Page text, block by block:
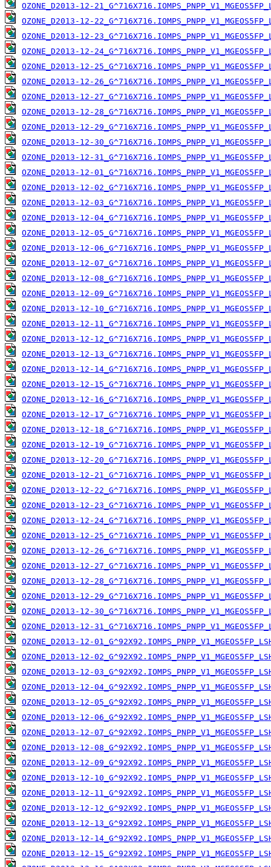
OZONE_D2013-12-
OZONE_D2013-12-
OZONE_D2013-12-
OZONE_D2013-12-
OZONE_D2013-12-
OZONE_D2013-12-
OZONE_D2013-12-
OZONE_D2013-12-
OZONE_D2013-12-
OZONE_D2013-12-
OZONE_D2013-12-
OZONE_D2013-12-
OZONE_D2013-12-
OZONE_D2013-12-
OZONE_D2013-12-
OZONE_D2013-12-
OZONE_D2013-12-
OZONE_D2013-12-
OZONE_D2013-12-
OZONE_D2013-12-
OZONE_D2013-12-
OZONE_D2013-12-
OZONE_D2013-12-
OZONE_D2013-12-
OZONE_D2013-12-
OZONE_D2013-12-
OZONE_D2013-12-
OZONE_D2013-12-
OZONE_D2013-12-
OZONE_D2013-12-
OZONE_D2013-12-
OZONE_D2013-12-
OZONE_D2013-12-
OZONE_D2013-12-
OZONE_D2013-12-
OZONE_D2013-12-
OZONE_D2013-12-
OZONE_D2013-12-
OZONE_D2013-12-
OZONE_D2013-12-
OZONE_D2013-12-
OZONE_D2013-12-
OZONE_D2013-12-
OZONE_D2013-12-
OZONE_D2013-12-
OZONE_D2013-12-
OZONE_D2013-12-
OZONE_D2013-12-
OZONE_D2013-12-
OZONE_D2013-12-
OZONE_D2013-12-
OZONE_D2013-12-
OZONE_D2013-12-
OZONE_D2013-12-
OZONE_D2013-12-
OZONE_D2013-12-
OZONE_D2013-12-